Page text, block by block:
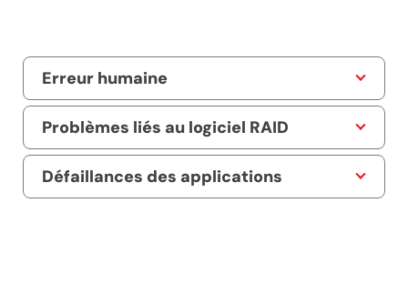
Erreur humaine
Problèmes liés au logiciel RAID
Défaillances des applications